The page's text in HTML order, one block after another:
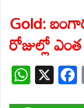
Gold:
రోజుల్లో
W
h
X